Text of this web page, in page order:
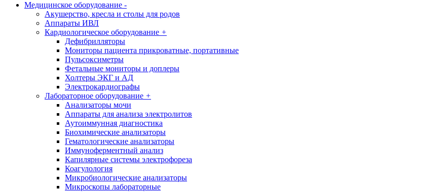
Медицинское оборудование -
Акушерство, кресла и столы для родов
Аппараты ИВЛ
Кардиологическое оборудование +
Дефибрилляторы
Мониторы пациента прикроватные, портативные
Пульсоксиметры
Фетальные мониторы и доплеры
Холтеры ЭКГ и АД
Электрокардиографы
Лабораторное оборудование +
Анализаторы мочи
Аппараты для анализа электролитов
Аутоиммунная диагностика
Биохимические анализаторы
Гематологические анализаторы
Иммуноферментный анализ
Капилярные системы электрофореза
Коагулология
Микробиологические анализаторы
Микроскопы лабораторные